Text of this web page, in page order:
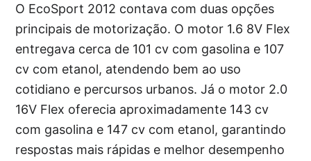
O EcoSport 2012 contava com duas opções
principais de motorização. O motor 1.6 8V Flex
entregava cerca de 101 cv com gasolina e 107
cv com etanol, atendendo bem ao uso
cotidiano e percursos urbanos. Já o motor 2.0
16V Flex oferecia aproximadamente 143 cv
com gasolina e 147 cv com etanol, garantindo
respostas mais rápidas e melhor desempenho